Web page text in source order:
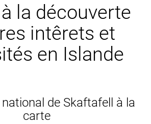
la découverte
intêrets et
en Islande
de Skaftafell à la
carte